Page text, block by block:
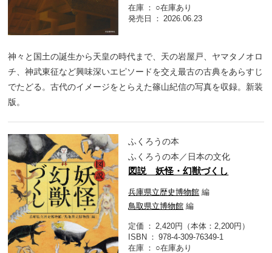
在庫
○在庫あり
発売日
2026.06.23
神々と国土の誕生から天皇の時代まで、天の岩屋戸、ヤマタノオロ
チ、神武東征など興味深いエピソードを交え最古の古典をあらすじ
でたどる。古代のイメージをとらえた篠山紀信の写真を収録。新装
版。
ふくろうの本
ふくろうの本／日本の文化
図説 妖怪・幻獣づくし
兵庫県立歴史博物館 編
鳥取県立博物館 編
定価
2,420円（本体：2,200円）
ISBN
978-4-309-76349-1
在庫
○在庫あり